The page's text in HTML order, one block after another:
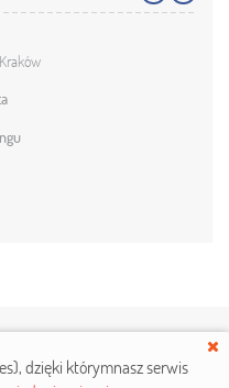
dzięki którymnasz serwis